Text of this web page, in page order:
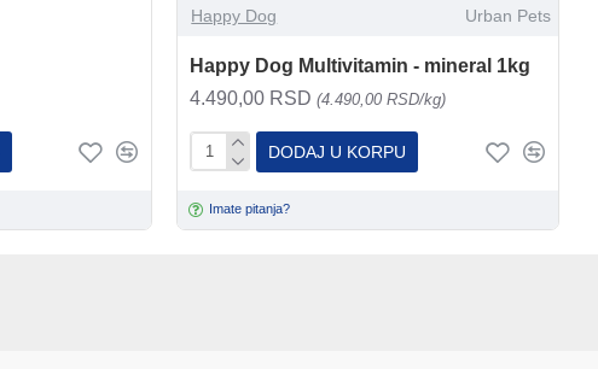
Happy Dog Urban Pets
Happy Dog Multivitamin - mineral 1kg
4.490,00 RSD(4.490,00 RSD/kg)
DODAJ U KORPU
Imate pitanja?